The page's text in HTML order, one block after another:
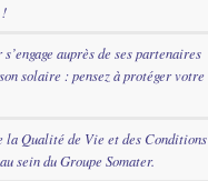
!
auprès de ses partenaires
solaire : pensez à protéger votre
la Qualité de Vie et des Conditions
sein du Groupe Somater.